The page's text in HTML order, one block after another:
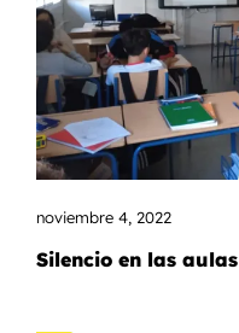
noviembre 4, 2022
Silencio en las aulas